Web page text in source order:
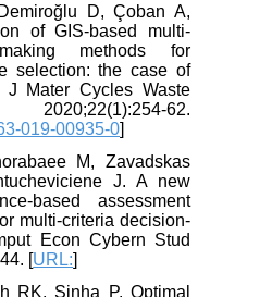
D, Çoban A,
of GIS-based multi-
making methods for
selection: the case of
J Mater Cycles Waste
62.
019-00935-0
M, Zavadskas
J. A new
based assessment
multi-criteria decision-
Econ Cybern Stud
44. [URL:
RK, Sinha P. Optimal